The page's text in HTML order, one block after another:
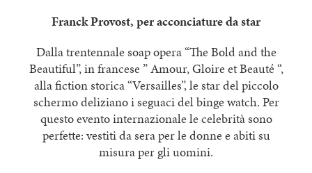
Franck Provost, per acconciature da star
Dalla trentennale soap opera “The Bold and the
Beautiful”, in francese ” Amour, Gloire et Beauté “,
alla fiction storica “Versailles”, le star del piccolo
schermo deliziano i seguaci del binge watch. Per
questo evento internazionale le celebrità sono
perfette: vestiti da sera per le donne e abiti su
misura per gli uomini.